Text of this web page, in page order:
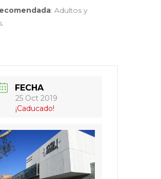
: Adultos y
FECHA
25 Oct 2019
¡Caducado!